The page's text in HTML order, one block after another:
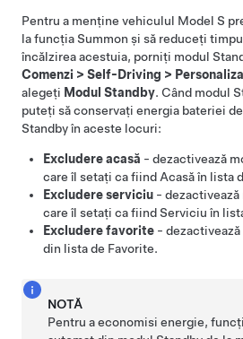
Pentru a menține vehiculul Model S
la funcțiaSummon și să reduceți
încălzirea acestuia, porniți modul
Comenzi > Self-Driving >
alegeți Modul Standby. Când modul
puteți să conservați energia bateriei
Standby în aceste locuri:
Excludere acasă - dezactivează
care îl setați ca fiind Acasă în lista
Excludere serviciu -
care îl setați ca fiind Serviciu în
Excludere favorite -
din lista de Favorite.
NOTĂ
Pentru a economisi energie,